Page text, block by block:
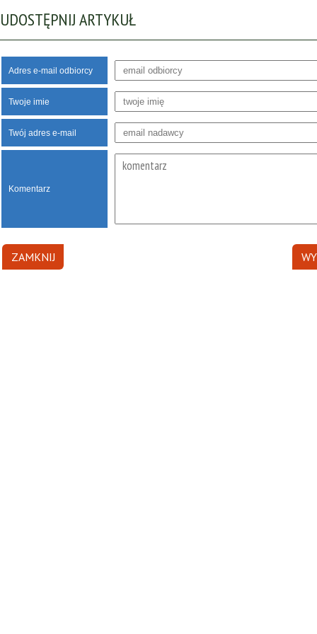
UDOSTĘPNIJ ARTYKUŁ
Adres e-mail odbiorcy
Twoje imie
Twój adres e-mail
Komentarz